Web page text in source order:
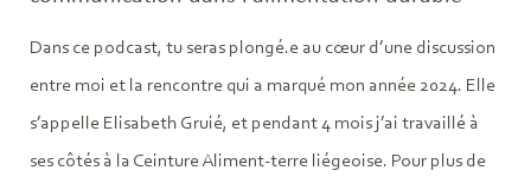
Dans ce podcast, tu seras plongé.e au cœur d’une discussion
entre moi et la rencontre qui a marqué mon année 2024. Elle
s’appelle Elisabeth Gruié, et pendant 4 mois j’ai travaillé à
ses côtés à la Ceinture Aliment-terre liégeoise. Pour plus de